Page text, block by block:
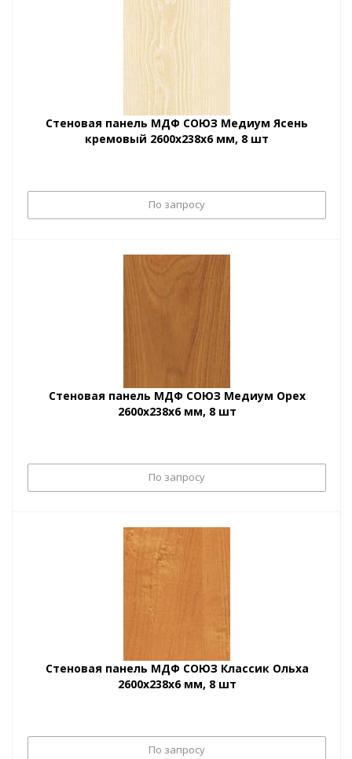
Стеновая панель МДФ СОЮЗ Медиум Ясень
кремовый 2600х238х6 мм, 8 шт
По запросу
Стеновая панель МДФ СОЮЗ Медиум Орех
2600х238х6 мм, 8 шт
По запросу
Стеновая панель МДФ СОЮЗ Классик Ольха
2600х238х6 мм, 8 шт
По запросу